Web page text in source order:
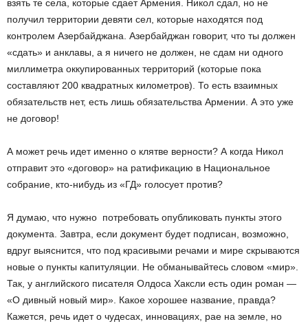
взять те села, которые сдает Армения. Никол сдал, но не
получил территории девяти сел, которые находятся под
контролем Азербайджана. Азербайджан говорит, что ты должен
«сдать» и анклавы, а я ничего не должен, не сдам ни одного
миллиметра оккупированных территорий (которые пока
составляют 200 квадратных километров). То есть взаимных
обязательств нет, есть лишь обязательства Армении. А это уже
не договор!
А может речь идет именно о клятве верности? А когда Никол
отправит это «договор» на ратификацию в Национальное
собрание, кто-нибудь из «ГД» голосует против?
Я думаю, что нужно потребовать опубликовать пункты этого
документа. Завтра, если документ будет подписан, возможно,
вдруг выяснится, что под красивыми речами и мире скрываются
новые о пункты капитуляции. Не обманывайтесь словом «мир».
Так, у английского писателя Олдоса Хаксли есть один роман —
«О дивный новый мир». Какое хорошее название, правда?
Кажется, речь идет о чудесах, инновациях, рае на земле, но